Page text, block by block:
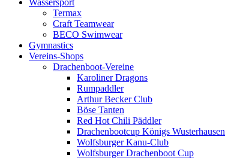
Wassersport
Termax
Craft Teamwear
BECO Swimwear
Gymnastics
Vereins-Shops
Drachenboot-Vereine
Karoliner Dragons
Rumpaddler
Arthur Becker Club
Böse Tanten
Red Hot Chili Päddler
Drachenbootcup Königs Wusterhausen
Wolfsburger Kanu-Club
Wolfsburger Drachenboot Cup